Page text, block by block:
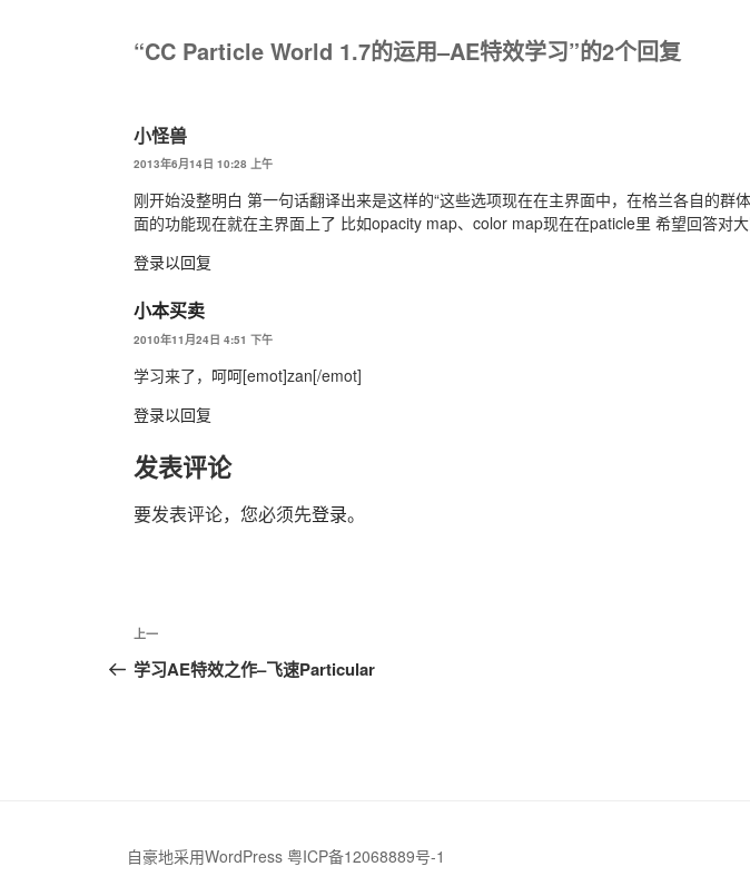
“CC Particle World 1.7的运用–AE特效学习”的2个回复
小怪兽
2013年6月14日 10:28 上午
刚开始没整明白 第一句话翻译出来是这样的“这些选项现在在主界面中，在格兰各自的群
面的功能现在就在主界面上了 比如opacity map、color map现在在paticle里 希望回答对
登录以回复
小本买卖
2010年11月24日 4:51 下午
学习来了，呵呵[emot]zan[/emot]
登录以回复
发表评论
要发表评论，您必须先登录。
文
章
上
一
上一
学习AE特效之作–飞速Particular
自豪地采用WordPress 粤ICP备12068889号-1